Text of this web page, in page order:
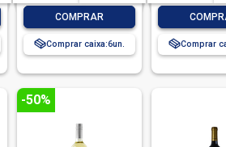
COMPRAR
Comprar caixa:6 Comprar
-50%